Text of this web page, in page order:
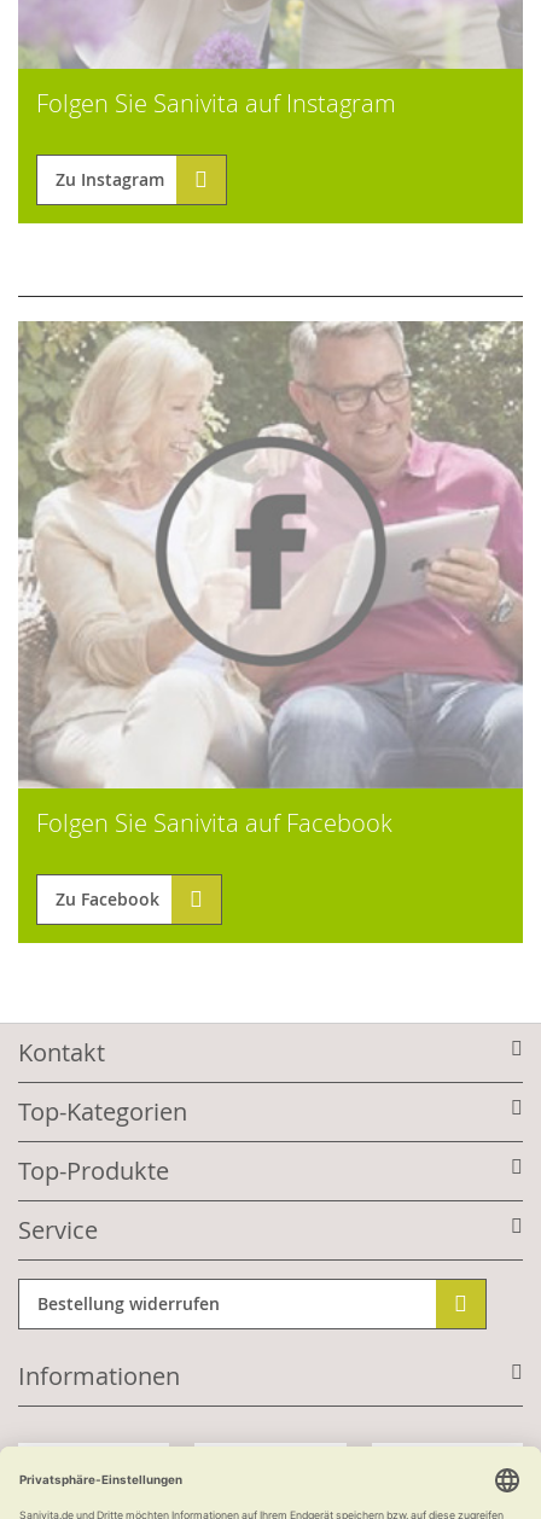
Folgen Sie Sanivita auf Instagram
Zu Instagram
Folgen Sie Sanivita auf Facebook
Zu Facebook
Kontakt
Top-Kategorien
Top-Produkte
Service
Bestellung widerrufen
Informationen